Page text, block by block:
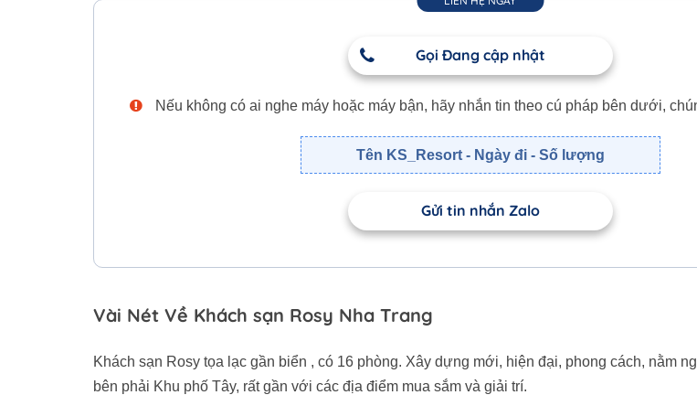
Gọi Đang cập nhật
Nếu không có ai nghe máy hoặc máy bận, hãy nhắn tin theo cú pháp bên dưới,
Tên KS_Resort - Ngày đi - Số lượng
Gửi tin nhắn Zalo
Vài Nét Về Khách sạn Rosy Nha Trang
Khách sạn Rosy tọa lạc gần biển , có 16 phòng. Xây dựng mới, hiện đại, phong cách, nằm
bên phải Khu phố Tây, rất gần với các địa điểm mua sắm và giải trí.